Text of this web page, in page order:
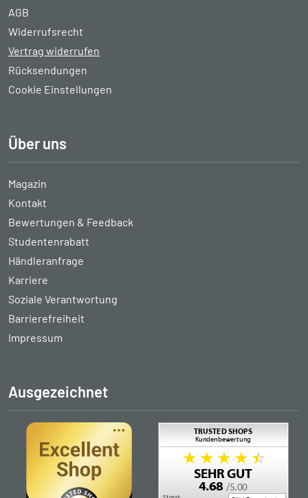
AGB
Widerrufsrecht
Vertrag widerrufen
Rücksendungen
Cookie Einstellungen
Über uns
Magazin
Kontakt
Bewertungen & Feedback
Studentenrabatt
Händleranfrage
Karriere
Soziale Verantwortung
Barrierefreiheit
Impressum
Ausgezeichnet